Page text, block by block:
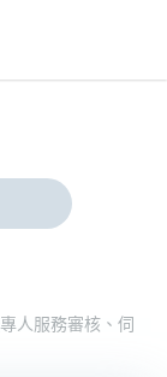
人服務審核、伺